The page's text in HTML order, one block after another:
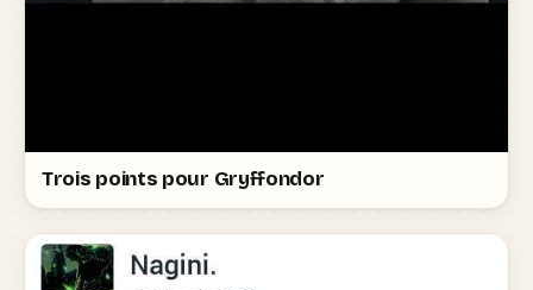
Trois points pour Gryffondor